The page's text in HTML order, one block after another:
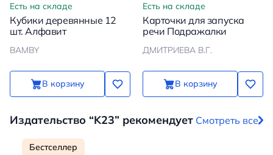
Есть на складе
Кубики деревянные 12
шт. Алфавит
BAMBY
В корзину
Есть на складе
Карточки для запуска
речи Подражалки
ДМИТРИЕВА В.Г.
В корзину
Издательство “K23” рекомендует Смотреть все
Бестселлер